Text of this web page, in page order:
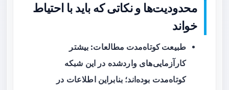
محدودیت‌ها و نکاتی که باید با احتیاط
خواند
طبیعت کوتاه‌مدت مطالعات: بیشتر
کارآزمایی‌های واردشده در این شبکه
کوتاه‌مدت بوده‌اند؛ بنابراین اطلاعات در